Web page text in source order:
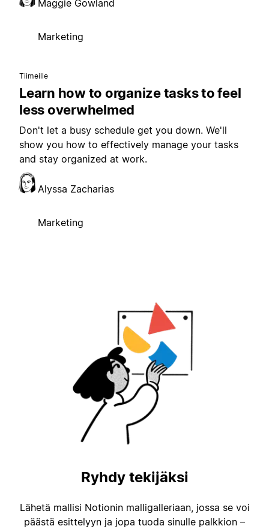
Maggie Gowland
Marketing
Tiimeille
Learn how to organize tasks to feel
less overwhelmed
Don't let a busy schedule get you down. We'll
show you how to effectively manage your tasks
and stay organized at work.
Alyssa Zacharias
Marketing
Ryhdy tekijäksi
Lähetä mallisi Notionin malligalleriaan, jossa se voi
päästä esittelyyn ja jopa tuoda sinulle palkkion –